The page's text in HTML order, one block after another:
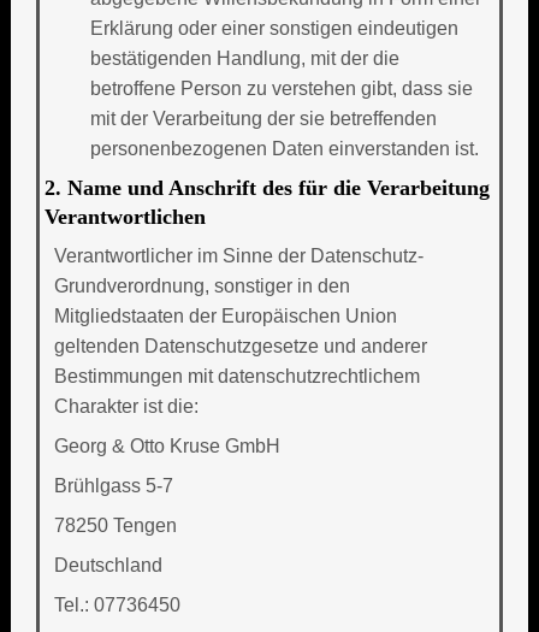
Erklärung oder einer sonstigen eindeutigen
bestätigenden Handlung, mit der die
betroffene Person zu verstehen gibt, dass sie
mit der Verarbeitung der sie betreffenden
personenbezogenen Daten einverstanden ist.
2. Name und Anschrift des für die Verarbeitung
Verantwortlichen
Verantwortlicher im Sinne der Datenschutz-
Grundverordnung, sonstiger in den
Mitgliedstaaten der Europäischen Union
geltenden Datenschutzgesetze und anderer
Bestimmungen mit datenschutzrechtlichem
Charakter ist die:
Georg & Otto Kruse GmbH
Brühlgass 5-7
78250 Tengen
Deutschland
Tel.: 07736450